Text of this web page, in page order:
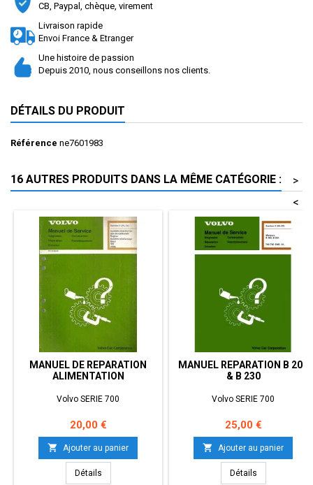
CB, Paypal, chèque, virement
Livraison rapide
Envoi France & Etranger
Une histoire de passion
Depuis 2010, nous conseillons nos clients.
DÉTAILS DU PRODUIT
Référence ne7601983
16 AUTRES PRODUITS DANS LA MÊME CATÉGORIE :
>
<
MANUEL DE REPARATION
ALIMENTATION
Volvo SERIE 700
Prix
20,00 €
 Ajouter au panier
Détails
MANUEL REPARATION B 200
& B 230
Volvo SERIE 700
Prix
25,00 €
 Ajouter au panier
Détails